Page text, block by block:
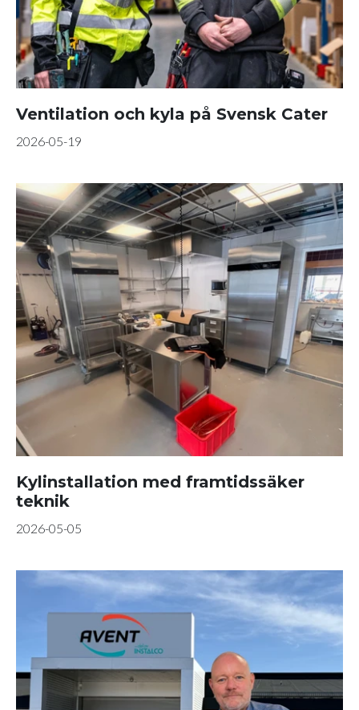
Ventilation och kyla på Svensk Cater
2026-05-19
Kylinstallation med framtidssäker
teknik
2026-05-05